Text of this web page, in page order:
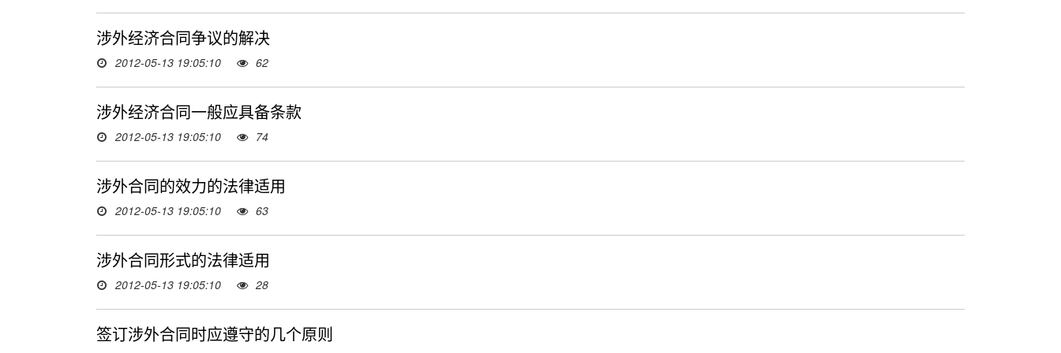
涉外经济合同争议的解决
2012-05-13 19:05:10 62
涉外经济合同一般应具备条款
2012-05-13 19:05:10 74
涉外合同的效力的法律适用
2012-05-13 19:05:10 63
涉外合同形式的法律适用
2012-05-13 19:05:10 28
签订涉外合同时应遵守的几个原则